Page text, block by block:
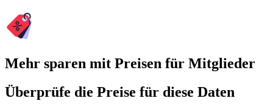
Mehr sparen mit Preisen für Mitglieder
Überprüfe die Preise für diese Daten